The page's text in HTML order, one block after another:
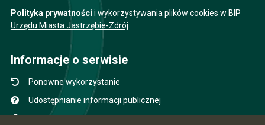
Polityka prywatności i wykorzystywania plików cookies w BIP
Urzędu Miasta Jastrzębie-Zdrój
Informacje o serwisie
Ponowne wykorzystanie
Udostępnianie informacji publicznej